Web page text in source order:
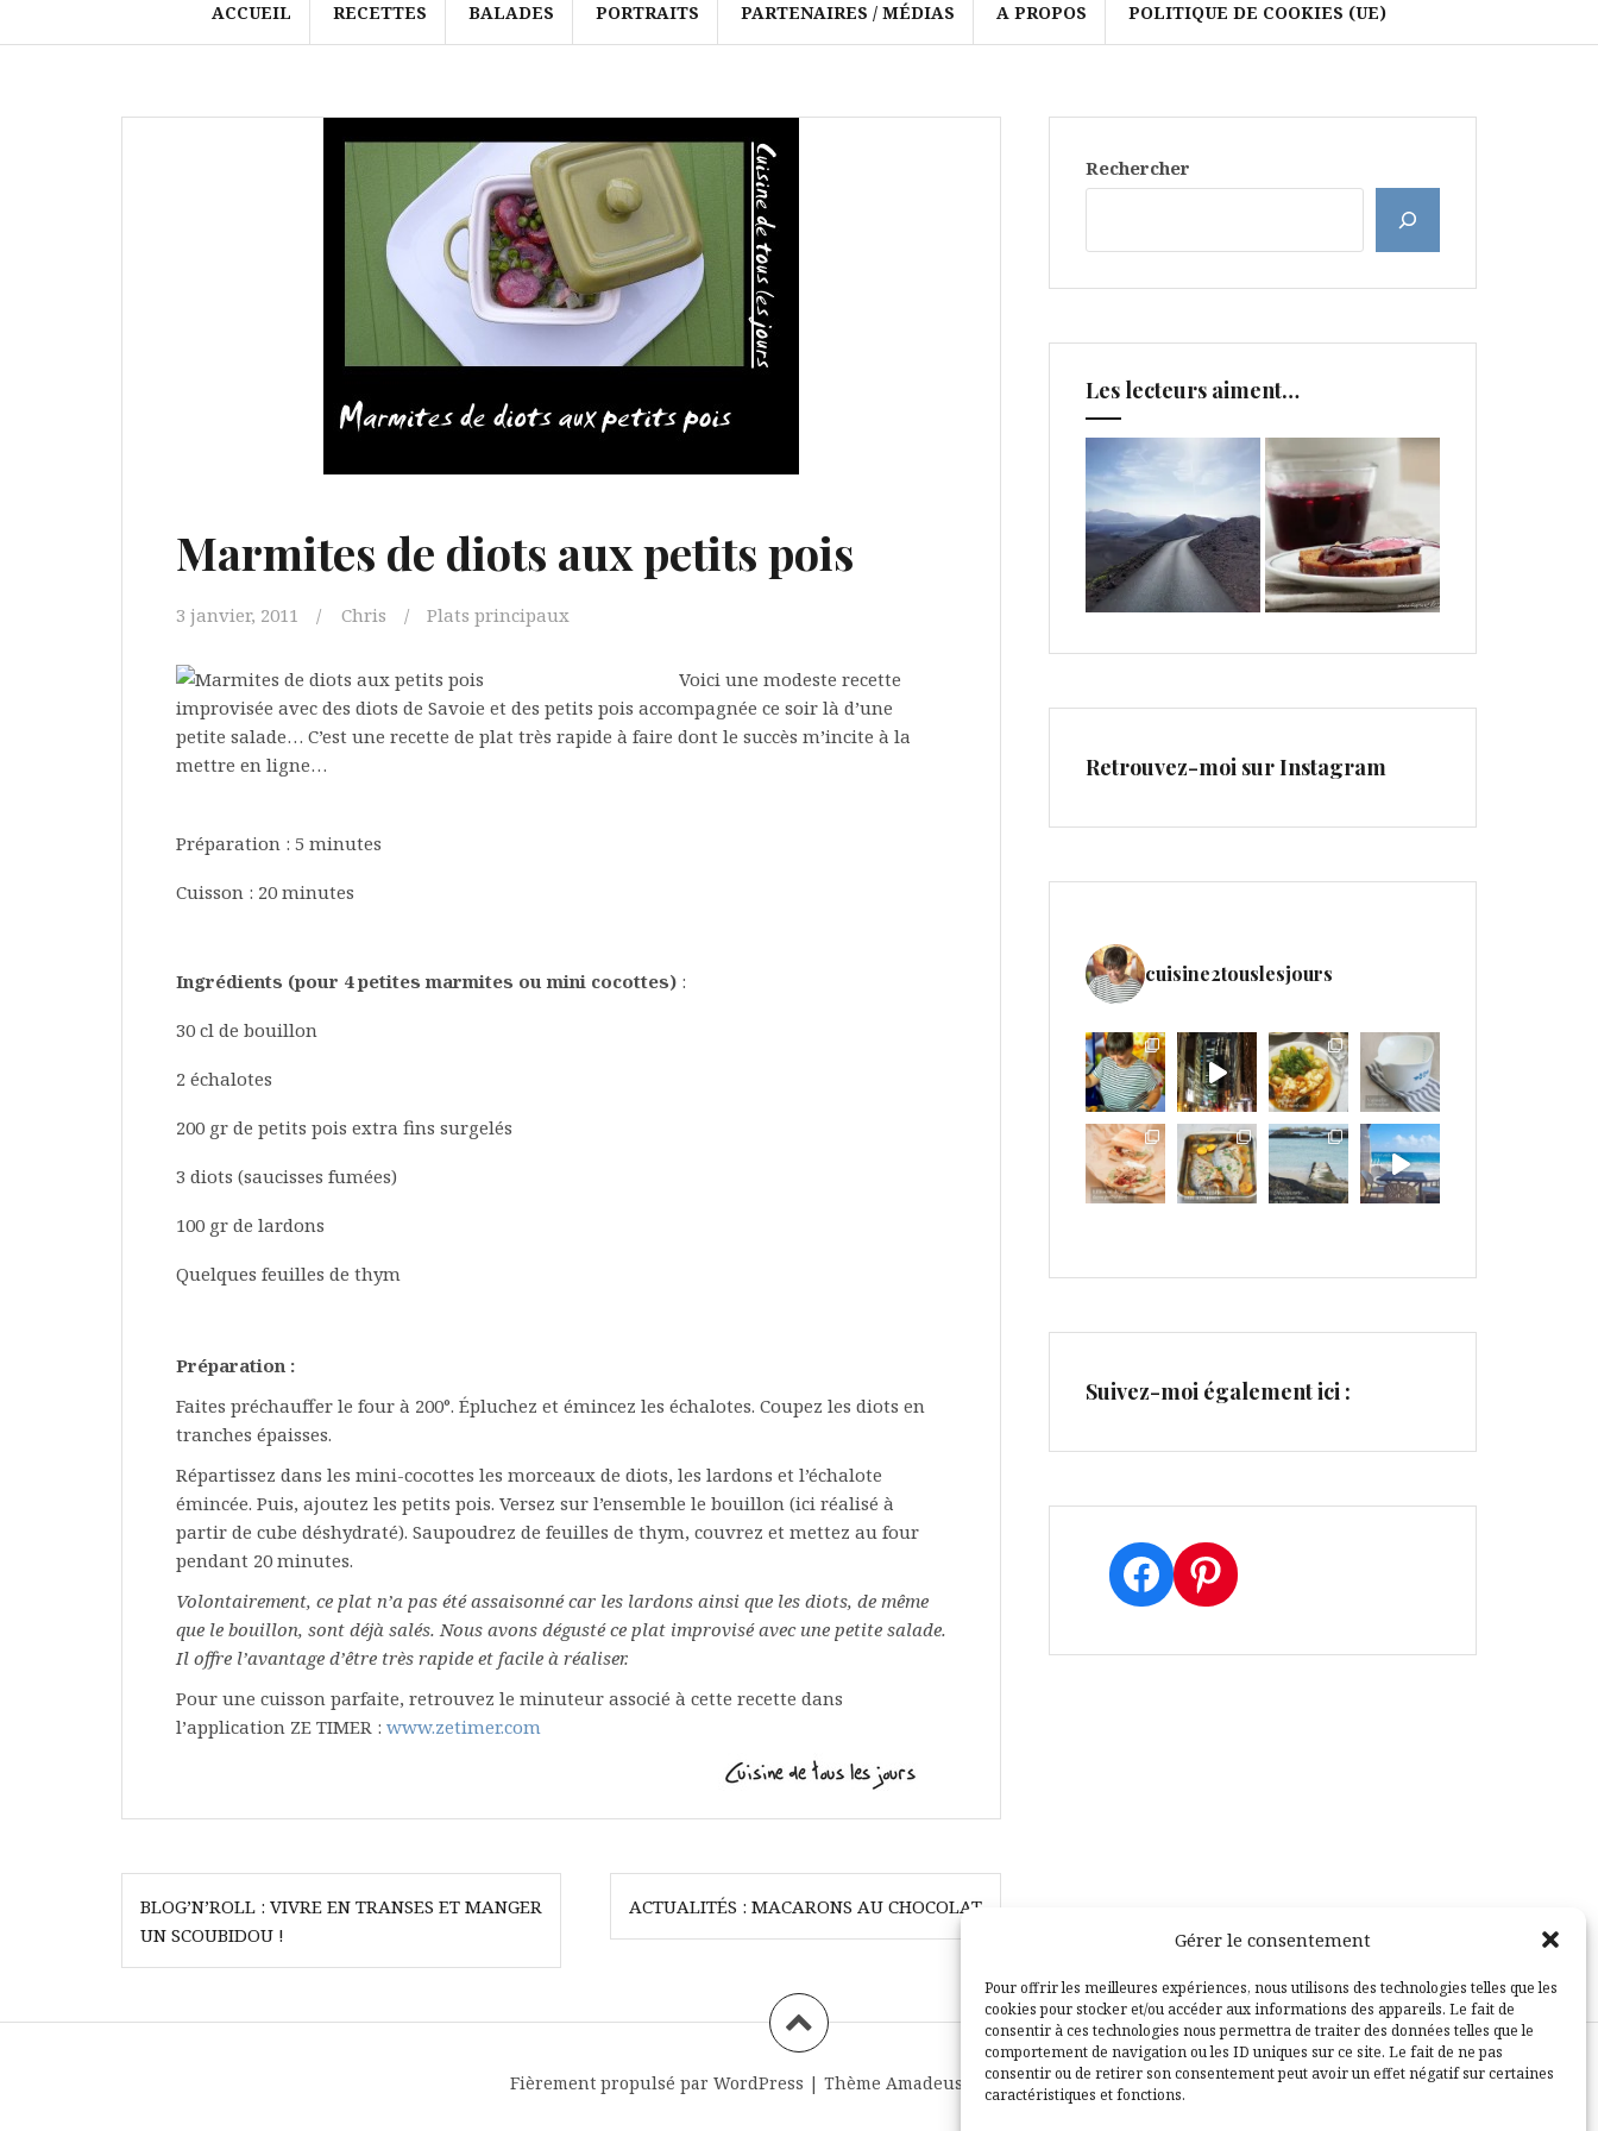
Gérer le consentement
Pour offrir les meilleures expériences, nous utilisons des technologies telles que les
cookies pour stocker et/ou accéder aux informations des appareils. Le fait de
consentir à ces technologies nous permettra de traiter des données telles que le
comportement de navigation ou les ID uniques sur ce site. Le fait de ne pas
consentir ou de retirer son consentement peut avoir un effet négatif sur certaines
caractéristiques et fonctions.
ACCUEIL RECETTES BALADES PORTRAITS PARTENAIRES / MÉDIAS A PROPOS POLITIQUE DE COOKIES (UE)
Marmites de diots aux petits pois
3 janvier, 2011 Chris Plats principaux
Voici une modeste recette
improvisée avec des diots de Savoie et des petits pois accompagnée ce soir là d’une
petite salade… C’est une recette de plat très rapide à faire dont le succès m’incite à la
mettre en ligne…
Préparation : 5 minutes
Cuisson : 20 minutes
Ingrédients (pour 4 petites marmites ou mini cocottes) :
30 cl de bouillon
2 échalotes
200 gr de petits pois extra fins surgelés
3 diots (saucisses fumées)
100 gr de lardons
Quelques feuilles de thym
Préparation :
Faites préchauffer le four à 200°. Épluchez et émincez les échalotes. Coupez les diots en
tranches épaisses.
Répartissez dans les mini-cocottes les morceaux de diots, les lardons et l’échalote
émincée. Puis, ajoutez les petits pois. Versez sur l’ensemble le bouillon (ici réalisé à
partir de cube déshydraté). Saupoudrez de feuilles de thym, couvrez et mettez au four
pendant 20 minutes.
Volontairement, ce plat n’a pas été assaisonné car les lardons ainsi que les diots, de même
que le bouillon, sont déjà salés. Nous avons dégusté ce plat improvisé avec une petite salade.
Il offre l’avantage d’être très rapide et facile à réaliser.
Pour une cuisson parfaite, retrouvez le minuteur associé à cette recette dans
l’application ZE TIMER : www.zetimer.com
Navigation
de
l’article
BLOG’N’ROLL : VIVRE EN TRANSES ET MANGER
UN SCOUBIDOU !
ACTUALITÉS : MACARONS AU CHOCOLAT
Rechercher
Les lecteurs aiment…
Retrouvez-moi sur Instagram
cuisine2touslesjours
Suivez-moi également ici :
Facebook
Pinterest
Fièrement propulsé par WordPress | Thème Amadeus par Themeisle